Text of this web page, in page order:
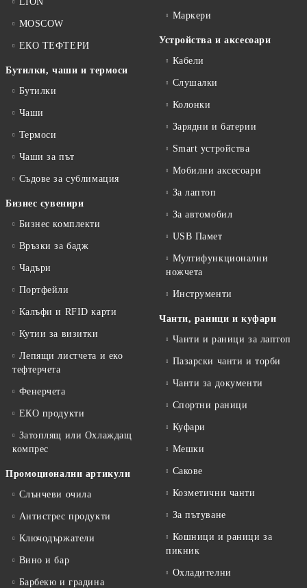
MOSCOW
ЕКО ТЕФТЕРИ
Бутилки, чаши и термоси
Бутилки
Чаши
Термоси
Чаши за път
Съдове за сублимация
Бизнес сувенири
Бизнес комплекти
Връзки за бадж
Чадъри
Портфейли
Калъфи и RFID карти
Кутии за визитки
Лепящи листчета и еко
тефтeрчета
Фенерчета
ЕКО продукти
Затоплящ или Охлаждащ
компрес
Промоционални артикули
Слънчеви очила
Антистрес продукти
Ключодържатели
Вино и бар
Барбекю и градина
Маркери
Устройства и аксесоари
Кабели
Слушалки
Колонки
Зарядни и батерии
Smart устройства
Мобилни аксесоари
За лаптоп
За автомобил
USB Памет
Мултифункционални
ножчета
Инструменти
Чанти, раници и куфари
Чанти и раници за лаптоп
Пазарски чанти и торби
Чанти за документи
Спортни раници
Куфари
Мешки
Сакове
Козметични чанти
За пътуване
Кошници и раници за
пикник
Охладителни